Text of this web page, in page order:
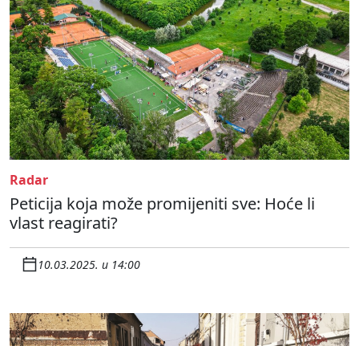
Radar
Peticija koja može promijeniti sve: Hoće li
vlast reagirati?
10.03.2025. u 14:00